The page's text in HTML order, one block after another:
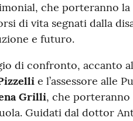
che porteranno
di vita segnati dalla
e futuro.
di confronto, accanto
e l’assessore alle
Grilli, che porteranno
Guidati dal dottor